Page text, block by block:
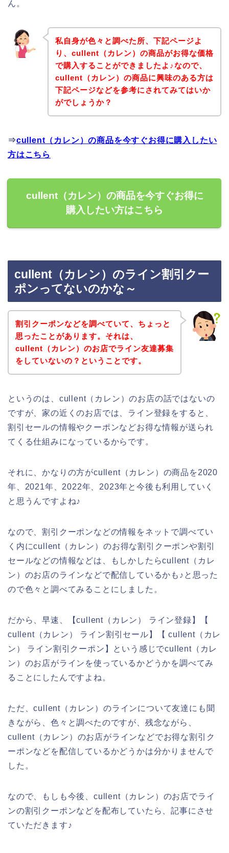
ん。
私自身が色々と調べた所、下記ページよ
り、cullent（カレン）の商品がお得な価格
で購入することができましたよ♪なので、
cullent（カレン）の商品に興味のある方は
下記ページなどを参考にされてみてはいか
がでしょうか？
⇒cullent（カレン）の商品を今すぐお得に購入したい
方はこちら
cullent（カレン）の商品を今すぐお得に
購入したい方はこちら
cullent（カレン）のライン割引クー
ポンってないのかな～
割引クーポンなどを調べていて、ちょっと
思ったことがあります。それは、
cullent（カレン）のお店でライン友達募集
をしていないの？ということです。
というのは、cullent（カレン）のお店の話ではないの
ですが、家の近くのお店では、ライン登録をすると、
割引セールの情報やクーポンなどお得な情報が送られ
てくる仕組みになっているからです。
それに、かなりの方がcullent（カレン）の商品を2020
年、2021年、2022年、2023年と今後も利用していく
と思うんですよね♪
なので、割引クーポンなどの情報をネットで調べてい
く内にcullent（カレン）のお得な割引クーポンや割引
セールなどの情報などは、もしかしたらcullent（カレ
ン）のお店のラインなどで配信しているかも♪と思った
ので色々と調べてみることにしました。
だから、早速、【cullent（カレン） ライン登録】【
cullent（カレン） ライン割引セール】【 cullent（カレ
ン） ライン割引クーポン】という感じでcullent（カレ
ン）のお店がラインを使っているかどうかを調べてみ
ることにしたんですよね。
ただ、cullent（カレン）のラインについて友達にも聞
きながら、色々と調べたのですが、残念ながら、
cullent（カレン）のお店がラインなどでお得な割引ク
ーポンなどを配信しているかどうかは分かりませんで
した。
なので、もしも今後、cullent（カレン）のお店でライ
ンの割引クーポンなどを配布していたら、記事にさせ
ていただきます♪